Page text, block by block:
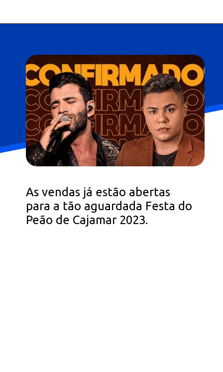
As vendas já estão abertas
para a tão aguardada Festa do
Peão de Cajamar 2023.